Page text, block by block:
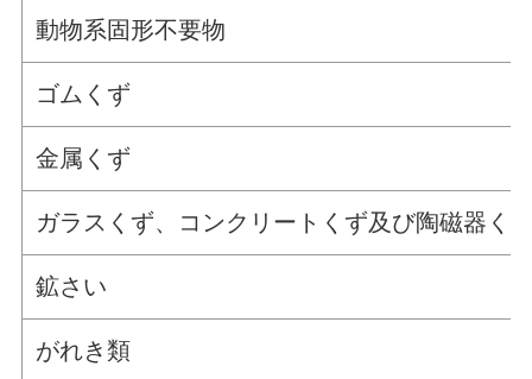
動物系固形不要物
ゴムくず
金属くず
ガラスくず、コンクリートくず及び陶磁器く
鉱さい
がれき類